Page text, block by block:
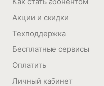
Акции и скидки
Техподдержка
Бесплатные сервисы
Оплатить
Личный кабинет